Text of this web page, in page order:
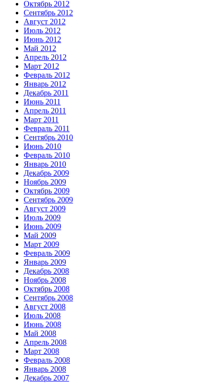
Октябрь 2012
Сентябрь 2012
Август 2012
Июль 2012
Июнь 2012
Май 2012
Апрель 2012
Март 2012
Февраль 2012
Январь 2012
Декабрь 2011
Июнь 2011
Апрель 2011
Март 2011
Февраль 2011
Сентябрь 2010
Июнь 2010
Февраль 2010
Январь 2010
Декабрь 2009
Ноябрь 2009
Октябрь 2009
Сентябрь 2009
Август 2009
Июль 2009
Июнь 2009
Май 2009
Март 2009
Февраль 2009
Январь 2009
Декабрь 2008
Ноябрь 2008
Октябрь 2008
Сентябрь 2008
Август 2008
Июль 2008
Июнь 2008
Май 2008
Апрель 2008
Март 2008
Февраль 2008
Январь 2008
Декабрь 2007